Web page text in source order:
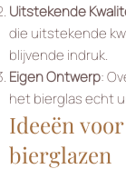
Uitstekende
die uitstekende
blijvende indruk.
Eigen Ontwerp:
het bierglas echt
Ideeën
bierglazen